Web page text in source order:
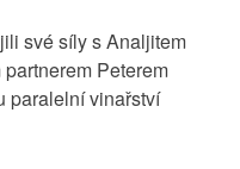
své síly s Analjitem
Peterem
paralelní vinařství